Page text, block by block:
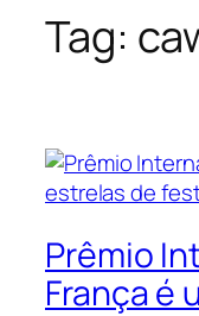
Tag:
Prêmio
França é